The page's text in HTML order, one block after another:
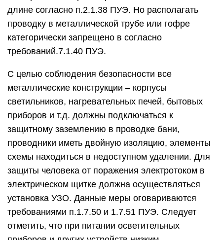
длине согласно п.2.1.38 ПУЭ. Но располагать
проводку в металлической трубе или гофре
категорически запрещено в согласно
требований.7.1.40 ПУЭ.
С целью соблюдения безопасности все
металлические конструкции – корпусы
светильников, нагревательных печей, бытовых
приборов и т.д. должны подключаться к
защитному заземлению в проводке бани,
проводники иметь двойную изоляцию, элементы
схемы находиться в недоступном удалении. Для
защиты человека от поражения электротоком в
электрическом щитке должна осуществляться
установка УЗО. Данные меры оговариваются
требованиями п.1.7.50 и 1.7.51 ПУЭ. Следует
отметить, что при питании осветительных